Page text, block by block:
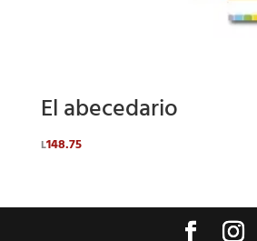
El abecedario
L148.75